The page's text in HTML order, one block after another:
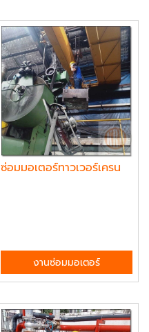
ซ่อมมอเตอร์ทาวเวอร์เครน
งานซ่อมมอเตอร์